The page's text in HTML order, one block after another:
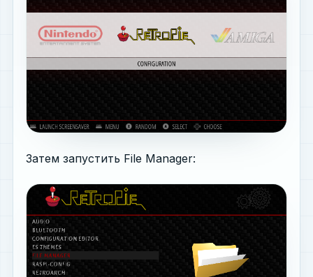
Затем запустить File Manager: